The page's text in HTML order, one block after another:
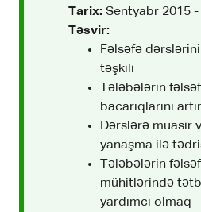
Tarix: Sentyabr 2015 -
Təsvir:
Fəlsəfə
təşkili
Tələbələrin
bacarıqlarını
Dərslərə müasir
yanaşma ilə
Tələbələrin
mühitlərində
yardımcı olmaq